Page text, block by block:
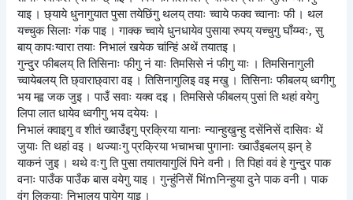
याइ । छ्याये धुनागुयात पुसा तयेछिंगु थलय् तयाः च्वाये फक्व च्वानाः फी । थल
यच्चुक सिलाः गंक पाइ । गाक्क च्वाये धुनधायेव पुसाया रुपय् यच्चुगु घाँय्म्वः, सु
बाय् कापःग्वारा तयाः निभालं खयेक चांन्हिं अथें तयातइ ।
गुन्दु्र फीबलय् ति तिसिनाः फीगु नं याः तिमसिसे नं फीगु याः । तिमसिनागुली
च्वायेबलय् ति छ्वाराछ्वारा वइ । तिसिनागुलिइ वइ मखु । तिसिनाः फीबलय् ध्वगीगु
भय म्ह्व जक जुइ । पाउँ सवाः यक्व दइ । तिमसिसे फीबलय् पुसां ति थहां वयेगु
लिपा लात धायेव ध्वगीगु भय दयेयः ।
निभालं क्वाइगु व शीतं ख्वाउँइगु प्रक्रिया यानाः न्यान्हुखुन्हु दसेंनिसें दासिवः थें
जुयाः ति थहां वइ । थज्याःगु प्रक्रिया भचाभचा पुगानाः ख्वाउँइबलय् झन् हे
याकनं जुइ । थथे वःगु ति पुसा तयातयागुलिं पिने वनी । ति पिहां ववं हे गुन्दु्र पाक
वनाः पाउँक पाउँक बास वयेगु याइ । गुन्हुंनिसें भिंmनिन्हुया दुने पाक वनी । पाक
वंगु लिकयाः निभालय् पायेगु याइ ।